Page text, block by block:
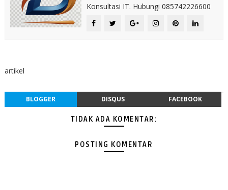
Konsultasi IT. Hubungi 085742226600
artikel
BLOGGER DISQUS FACEBOOK
TIDAK ADA KOMENTAR:
POSTING KOMENTAR